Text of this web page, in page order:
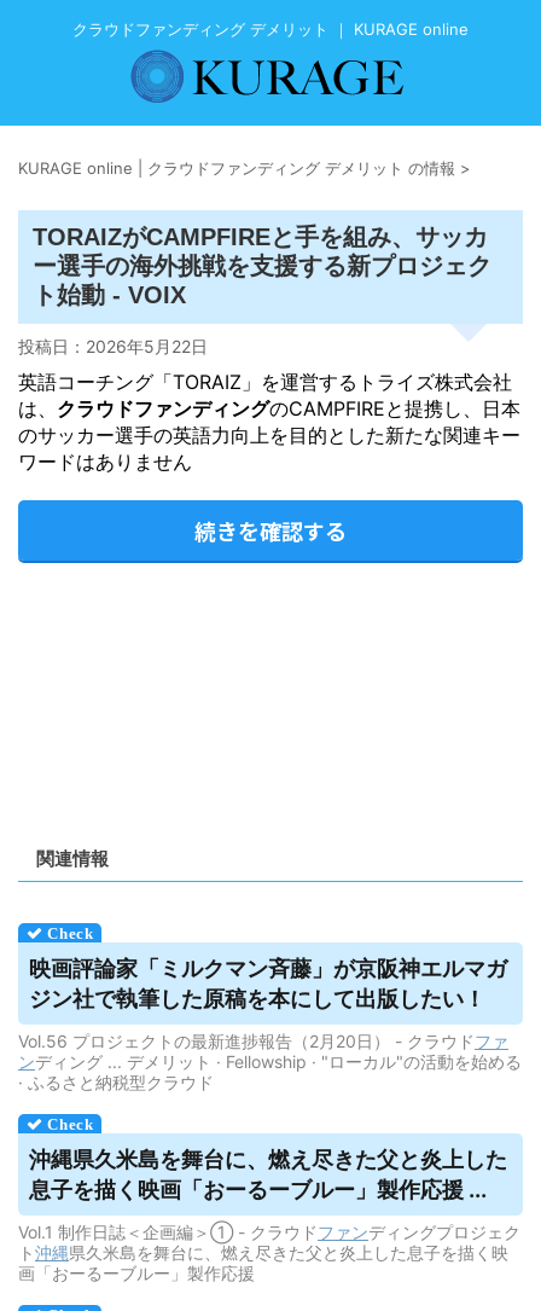
クラウドファンディング デメリット ｜ KURAGE online
KURAGE online | クラウドファンディング デメリット の情報 >
TORAIZがCAMPFIREと手を組み、サッカ
ー選手の海外挑戦を支援する新プロジェク
ト始動 - VOIX
投稿日： 2026年5月22日
英語コーチング「TORAIZ」を運営するトライズ株式会社
は、 クラウドファンディングのCAMPFIREと提携し、日本
のサッカー選手の英語力向上を目的とした新たな関連キー
ワードはありません
続きを確認する
関連情報
映画評論家「ミルクマン斉藤」が京阪神エルマガ
ジン社で執筆した原稿を本にして出版したい！
Vol.56 プロジェクトの最新進捗報告（2月20日） - クラウドファ
ンディング ... デメリット · Fellowship · "ローカル"の活動を始める
· ふるさと納税型クラウド
沖縄県久米島を舞台に、燃え尽きた父と炎上した
息子を描く映画「おーるーブルー」製作応援 ...
Vol.1 制作日誌＜企画編＞① - クラウドファンディングプロジェク
ト沖縄県久米島を舞台に、燃え尽きた父と炎上した息子を描く映
画「おーるーブルー」製作応援